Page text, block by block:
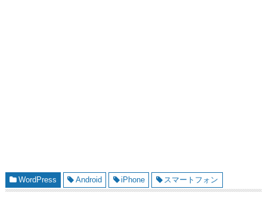
WordPress Android iPhone スマートフォン